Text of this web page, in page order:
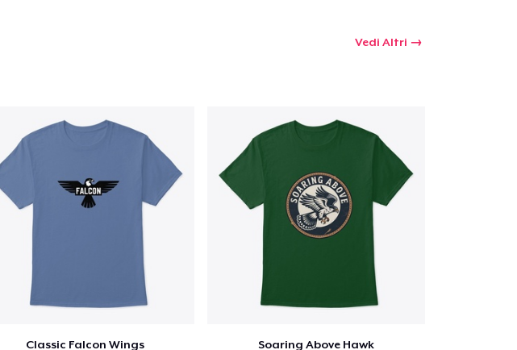
Vedi Altri
Classic Falcon Wings Soaring Above Hawk